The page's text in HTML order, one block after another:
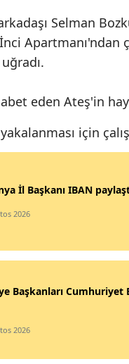
Selman
Apartmanı'ndan
eden Ateş'in
için
İl Başkanı IBAN
2026
Başkanları Cumhuriyet
2026